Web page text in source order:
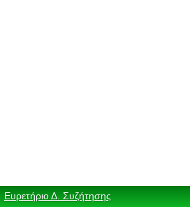
Ευρετήριο Δ. Συζήτησης